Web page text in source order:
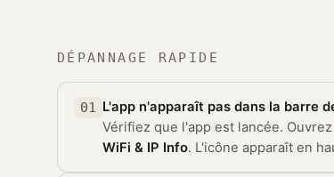
DÉPANNAGE RAPIDE
01
L'app n'apparaît pas dans la barre
Vérifiez que l'app est lancée. Ouvrez
WiFi & IP Info. L'icône apparaît en